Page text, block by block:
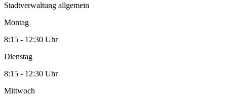
Stadtverwaltung allgemein
Montag
8:15 - 12:30 Uhr
Dienstag
8:15 - 12:30 Uhr
Mittwoch